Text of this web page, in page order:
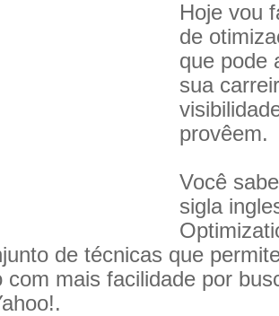
Hoje vou
de
que pode
sua
provêem.
Você
sigla
de técnicas que
com mais facilidade por